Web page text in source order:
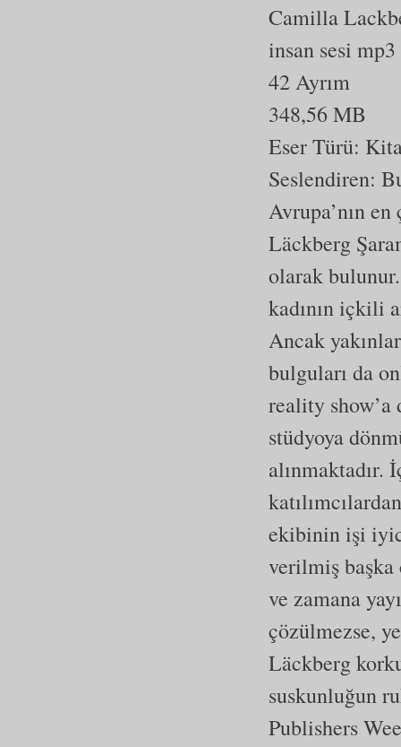
Camilla
insan sesi mp3
42 Ayrım
348,56 MB
Eser Türü:
Seslendiren:
Avrupa’nın
Läckberg
olarak
kadının içkili
Ancak
bulguları da
reality show’a
stüdyoya
alınmaktadır.
ekibinin işi
verilmiş başka
ve zamana
çözülmezse,
Läckberg
suskunluğun
Publishers